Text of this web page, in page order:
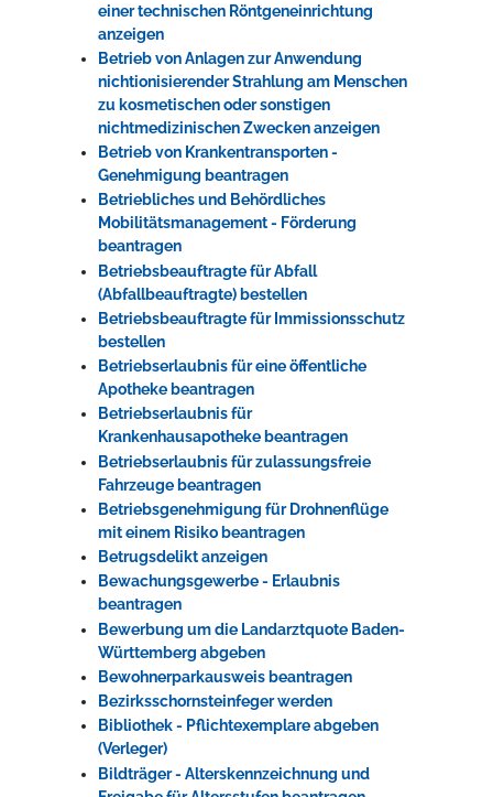
einer technischen Röntgeneinrichtung
anzeigen
Betrieb von Anlagen zur Anwendung
nichtionisierender Strahlung am Menschen
zu kosmetischen oder sonstigen
nichtmedizinischen Zwecken anzeigen
Betrieb von Krankentransporten -
Genehmigung beantragen
Betriebliches und Behördliches
Mobilitätsmanagement - Förderung
beantragen
Betriebsbeauftragte für Abfall
(Abfallbeauftragte) bestellen
Betriebsbeauftragte für Immissionsschutz
bestellen
Betriebserlaubnis für eine öffentliche
Apotheke beantragen
Betriebserlaubnis für
Krankenhausapotheke beantragen
Betriebserlaubnis für zulassungsfreie
Fahrzeuge beantragen
Betriebsgenehmigung für Drohnenflüge
mit einem Risiko beantragen
Betrugsdelikt anzeigen
Bewachungsgewerbe - Erlaubnis
beantragen
Bewerbung um die Landarztquote Baden-
Württemberg abgeben
Bewohnerparkausweis beantragen
Bezirksschornsteinfeger werden
Bibliothek - Pflichtexemplare abgeben
(Verleger)
Bildträger - Alterskennzeichnung und